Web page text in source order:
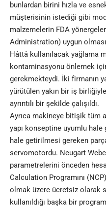
bunlardan birini hızla ve
müşterisinin istediği gibi
malzemelerin FDA
Administration) uygun
Hâttâ kullanılacak yağlama
kontaminasyonu önlemek
gerekmekteydi. İki firmanın
yürütülen yakın bir iş
ayrıntılı bir şekilde çalışıldı.
Ayrıca makineye bitişik tüm
yapı konseptine uyumlu
hale getirilmesi gereken
servomotordu. Neugart
parametrelerini önceden
Calculation Programını
olmak üzere ücretsiz olarak
kullanıldığı başka bir